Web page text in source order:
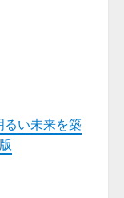
るい未来を築